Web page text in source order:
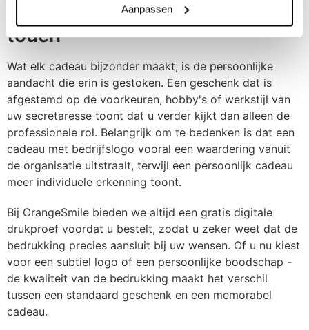
Aanpassen
De kracht van een persoonlijke
touch
Wat elk cadeau bijzonder maakt, is de persoonlijke
aandacht die erin is gestoken. Een geschenk dat is
afgestemd op de voorkeuren, hobby's of werkstijl van
uw secretaresse toont dat u verder kijkt dan alleen de
professionele rol. Belangrijk om te bedenken is dat een
cadeau met bedrijfslogo vooral een waardering vanuit
de organisatie uitstraalt, terwijl een persoonlijk cadeau
meer individuele erkenning toont.
Bij OrangeSmile bieden we altijd een gratis digitale
drukproef voordat u bestelt, zodat u zeker weet dat de
bedrukking precies aansluit bij uw wensen. Of u nu kiest
voor een subtiel logo of een persoonlijke boodschap -
de kwaliteit van de bedrukking maakt het verschil
tussen een standaard geschenk en een memorabel
cadeau.